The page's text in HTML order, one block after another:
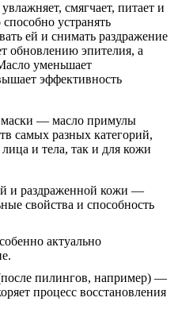
смягчает, питает и
устранять
ей и снимать раздражение
обновлению эпителия, а
уменьшает
эффективность
— масло примулы
самых разных категорий,
и тела, так и для кожи
и раздраженной кожи —
свойства и способность
актуально
пилингов, например) —
процесс восстановления